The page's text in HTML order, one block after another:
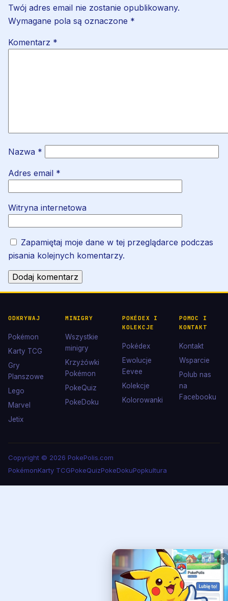
Twój adres email nie zostanie opublikowany.
Wymagane pola są oznaczone *
Komentarz *
Nazwa *
Adres email *
Witryna internetowa
Zapamiętaj moje dane w tej przeglądarce podczas
pisania kolejnych komentarzy.
ODKRYWAJ
Pokémon
Karty TCG
Gry
Planszowe
Lego
Marvel
Jetix
MINIGRY
Wszystkie
minigry
Krzyżówki
Pokémon
PokeQuiz
PokeDoku
POKÉDEX I
KOLEKCJE
Pokédex
Ewolucje
Eevee
Kolekcje
Kolorowanki
POMOC I
KONTAKT
Kontakt
Wsparcie
Polub nas
na
Facebooku
Copyright © 2026 PokePolis.com
PokémonKarty TCGPokeQuizPokeDokuPopkultura
✕